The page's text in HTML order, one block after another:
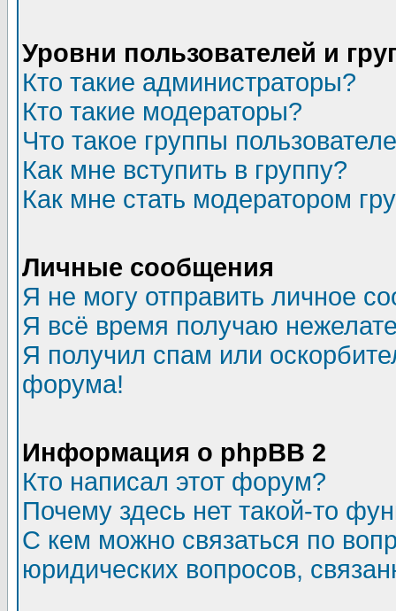
Уровни пользователей и
Кто такие администраторы?
Кто такие модераторы?
Что такое группы
Как мне вступить в группу?
Как мне стать модератором
Личные сообщения
Я не могу отправить личное
Я всё время получаю
Я получил спам или
форума!
Информация о phpBB 2
Кто написал этот форум?
Почему здесь нет такой-то
С кем можно связаться по
юридических вопросов,